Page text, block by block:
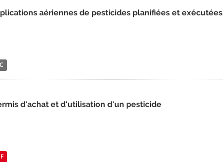
aériennes de pesticides planifiées et exécutées
d'achat et d'utilisation d'un pesticide